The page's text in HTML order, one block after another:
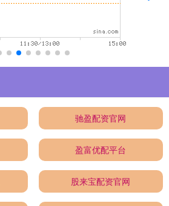
驰盈配资官网
盈富优配平台
股来宝配资官网